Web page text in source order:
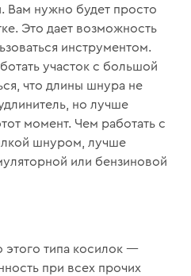
Вам нужно будет просто
Это дает возможность
инструментом.
участок с большой
что длины шнура не
но лучше
момент. Чем работать с
шнуром, лучше
или бензиновой
типа косилок —
при всех прочих